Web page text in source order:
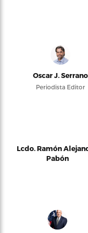
Oscar J. Serrano
Periodista Editor
Lcdo. Ramón
Pabón